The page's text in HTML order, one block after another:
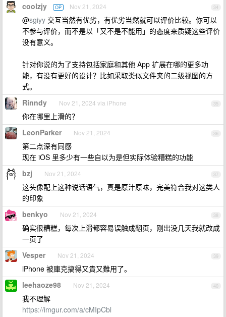
34
coolzjy OP Nov 21, 2024
@sgiyy 交互当然有优劣，有优劣当然就可以评价比较。你可以
不参与评价，而不是以「又不是不能用」的态度来质疑这些评价
没有意义。
针对你说的为了支持包括家庭和其他 App 扩展在哪的更多功
能，有没有更好的设计？比如采取类似文件夹的二级视图的方
式。
35
Rinndy Nov 21, 2024 via iPhone
你在哪里上滑的？
36
LeonParker Nov 21, 2024
第二点深有同感
现在 iOS 里多少有一些自以为是但实际体验糟糕的功能
37
bzj Nov 21, 2024
这头像配上这种说话语气，真是原汁原味，完美符合我对这类人
的印象
38
benkyo Nov 21, 2024
确实很糟糕，每次上滑都容易误触成翻页，刚出没几天我就改成
一页了
39
Vesper Nov 21, 2024
iPhone 被庫克搞得又貴又難用了。
40
leehaoze98 Nov 21, 2024
我不理解
https://imgur.com/a/cMIpCbl